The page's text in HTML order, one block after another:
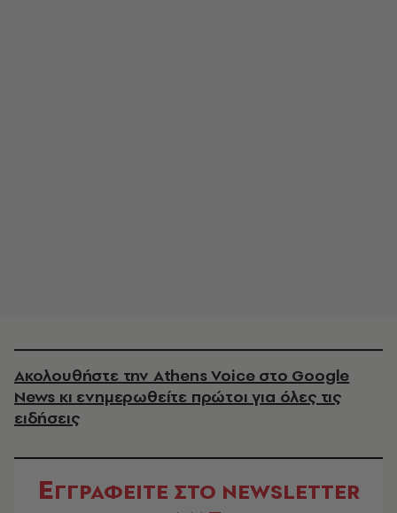
Ακολουθήστε την Athens Voice στο Google
News κι ενημερωθείτε πρώτοι για όλες τις
ειδήσεις
ΕΓΓΡΑΦΕΙΤΕ ΣΤΟ NEWSLETTER